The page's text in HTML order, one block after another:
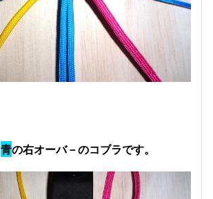
青の右オーバ－のコブラです。